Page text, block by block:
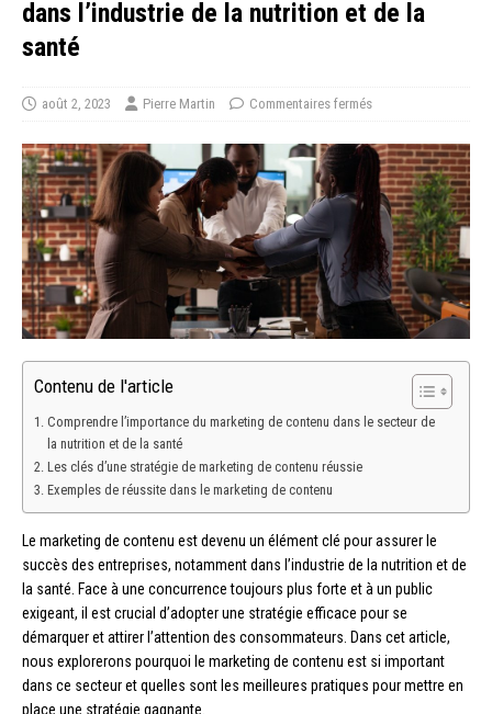
dans l’industrie de la nutrition et de la
santé
août 2, 2023 Pierre Martin Commentaires fermés
Contenu de l'article
Comprendre l’importance du marketing de contenu dans le secteur de
la nutrition et de la santé
Les clés d’une stratégie de marketing de contenu réussie
Exemples de réussite dans le marketing de contenu
Le marketing de contenu est devenu un élément clé pour assurer le
succès des entreprises, notamment dans l’industrie de la nutrition et de
la santé. Face à une concurrence toujours plus forte et à un public
exigeant, il est crucial d’adopter une stratégie efficace pour se
démarquer et attirer l’attention des consommateurs. Dans cet article,
nous explorerons pourquoi le marketing de contenu est si important
dans ce secteur et quelles sont les meilleures pratiques pour mettre en
place une stratégie gagnante.